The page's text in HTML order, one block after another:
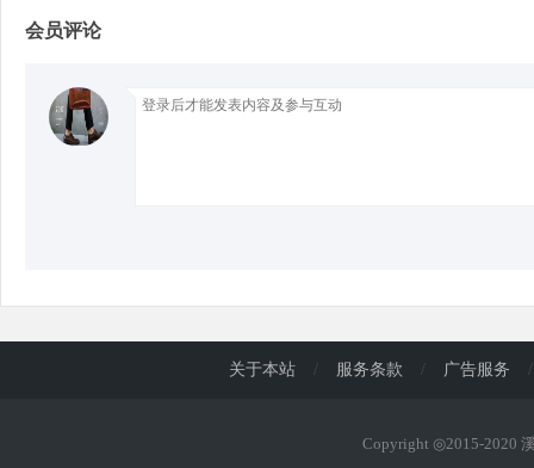
会员评论
关于本站 / 服务条款 / 广告服务 /
Copyright ◎2015-2020